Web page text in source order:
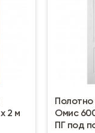
2 м
Полотно
Омис
ПГ под